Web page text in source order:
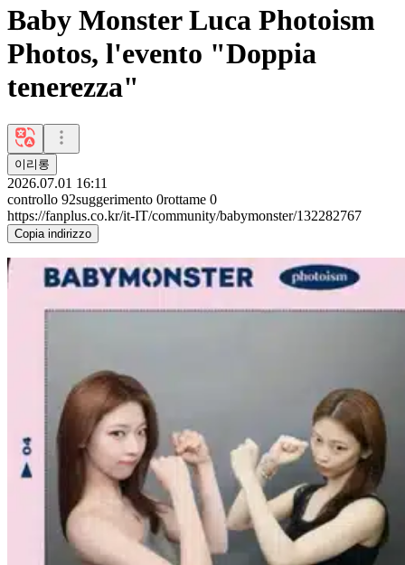
Baby Monster Luca Photoism
Photos, l'evento "Doppia
tenerezza"
이리롱
2026.07.01 16:11
controllo 92suggerimento 0rottame 0
https://fanplus.co.kr/it-IT/community/babymonster/132282767
Copia indirizzo